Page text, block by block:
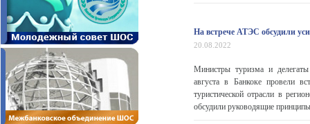
На встрече АТЭС обсудили
20.08.2022
Министры туризма и делегаты
августа в Банкоке провели
туристической отрасли в
обсудили руководящие